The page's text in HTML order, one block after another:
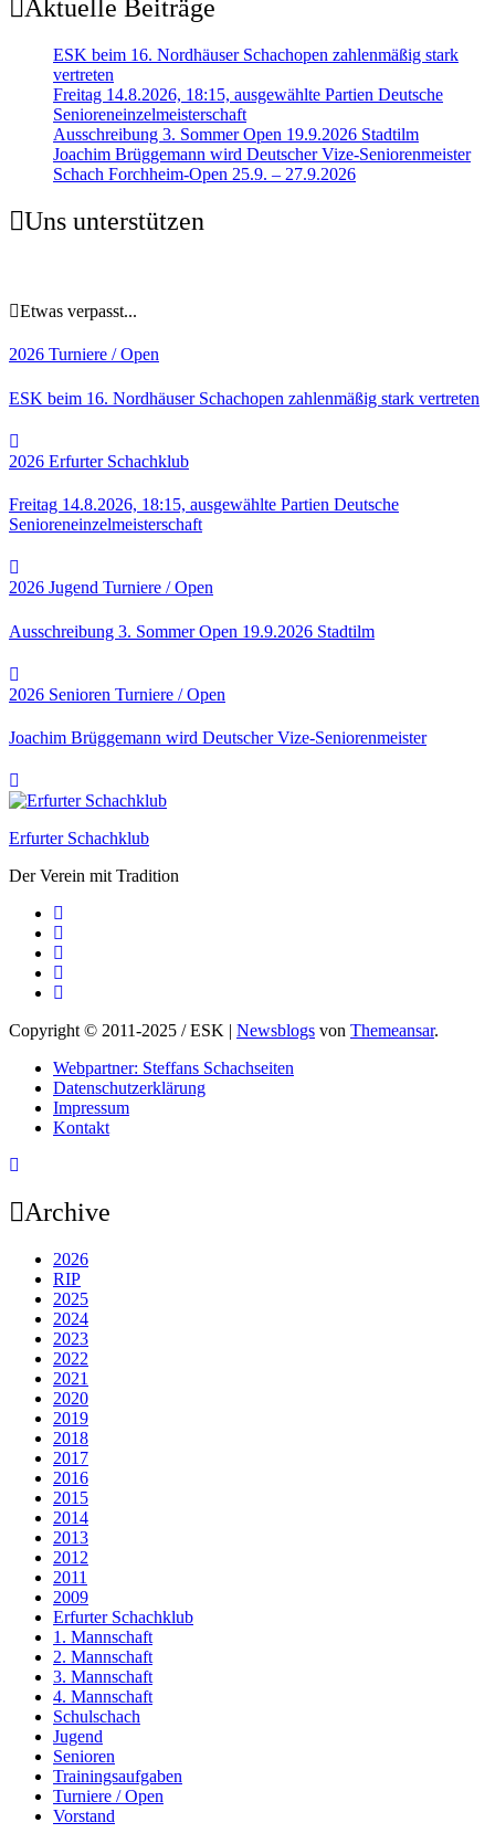
Aktuelle Beiträge
ESK beim 16. Nordhäuser Schachopen zahlenmäßig stark
vertreten
Freitag 14.8.2026, 18:15, ausgewählte Partien Deutsche
Senioreneinzelmeisterschaft
Ausschreibung 3. Sommer Open 19.9.2026 Stadtilm
Joachim Brüggemann wird Deutscher Vize-Seniorenmeister
Schach Forchheim-Open 25.9. – 27.9.2026
Uns unterstützen
Etwas verpasst...
2026 Turniere / Open
ESK beim 16. Nordhäuser Schachopen zahlenmäßig stark vertreten
2026 Erfurter Schachklub
Freitag 14.8.2026, 18:15, ausgewählte Partien Deutsche
Senioreneinzelmeisterschaft
2026 Jugend Turniere / Open
Ausschreibung 3. Sommer Open 19.9.2026 Stadtilm
2026 Senioren Turniere / Open
Joachim Brüggemann wird Deutscher Vize-Seniorenmeister
Erfurter Schachklub
Der Verein mit Tradition
Copyright © 2011-2025 / ESK Newsblogs von Themeansar.
Webpartner: Steffans Schachseiten
Datenschutzerklärung
Impressum
Kontakt
Archive
2026
RIP
2025
2024
2023
2022
2021
2020
2019
2018
2017
2016
2015
2014
2013
2012
2011
2009
Erfurter Schachklub
1. Mannschaft
2. Mannschaft
3. Mannschaft
4. Mannschaft
Schulschach
Jugend
Senioren
Trainingsaufgaben
Turniere / Open
Vorstand